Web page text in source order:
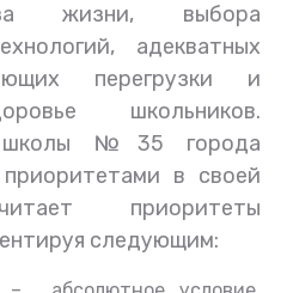
жизни, выбора
адекватных
перегрузки и
школьников.
школы №35 города
в своей
приоритеты
следующим: